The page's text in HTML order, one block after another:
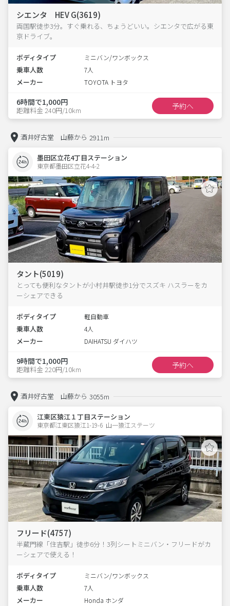
シエンタ HEV G(3619)
両国駅徒歩3分。すぐ乗れる、ちょうどいい。シエンタで広がる東
京ドライブ。
ボディタイプ ミニバン/ワンボックス
乗車人数 7人
メーカー TOYOTA トヨタ
6時間で1,000円
距離料金 240円/10km 予約へ
酒井好古堂 山藤から 2911m
墨田区立花4丁目ステーション
東京都墨田区立花4-4-2
タント(5019)
とっても便利なタントが小村井駅徒歩1分でスズキ ハスラーをカ
ーシェアできる
ボディタイプ 軽自動車
乗車人数 4人
メーカー DAIHATSU ダイハツ
9時間で1,000円
距離料金 220円/10km 予約へ
酒井好古堂 山藤から 3055m
江東区猿江１丁目ステーション
東京都江東区猿江1-19-6  山一猿江ステーツ
フリード(4757)
半蔵門線「住吉駅」徒歩6分！3列シートミニバン・フリードがカ
ーシェアで使える！
ボディタイプ ミニバン/ワンボックス
乗車人数 7人
メーカー Honda ホンダ